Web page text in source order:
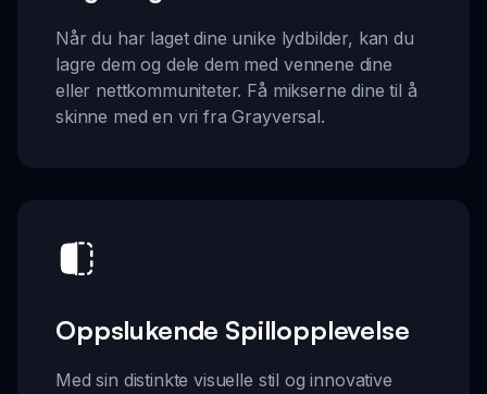
Når du har laget dine unike lydbilder, kan du
lagre dem og dele dem med vennene dine
eller nettkommuniteter. Få mikserne dine til å
skinne med en vri fra Grayversal.
Oppslukende Spillopplevelse
Med sin distinkte visuelle stil og innovative